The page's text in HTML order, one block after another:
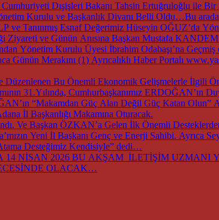
Dışişleri Bakanı Tahsin Ertuğruloğlu ile
Kurulu ve Başkanlık Divanı Belli Oldu…Bu
ve Tanınmış Esnaf Değerimiz Hüseyin OĞUZ’da
Ziyareti ve Günün Anısına Başkan Mustafa
Yönetim Kurulu Üyesi İbrahim Odabaşı’na
Merakını (1) Ayrıcalıklı Haber Portalı
31.Yılında, Cumhurbaşkanımız ERDOĞAN’ın
“Makamdan Güç Alan Değil Güç Katan
İl Başkanlığı Makamına Oturacak.
Ve Başkan ÖZKAN’a Gelen İlk Önemli
Yeni İl Başkanı Genç ve Enerji Sahibi. Ayrıca
Desteğimiz Kendisiyle” dedi…
NİSAN 2026 BU AKŞAM İLETİŞİM UZMANI
OLACAK…